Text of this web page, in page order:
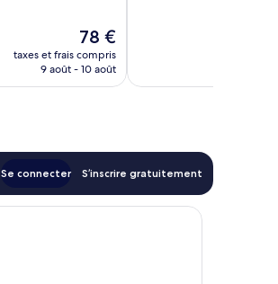
Le
nouveau
prix
78 €
taxes et frais compris
9 août - 10 août
Se connecter S’inscrire gratuitement